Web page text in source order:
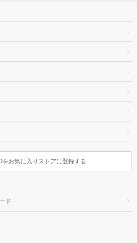
をお気に入りストアに登録する
ド